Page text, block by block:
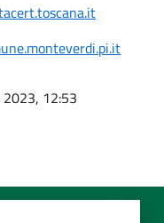
12:53